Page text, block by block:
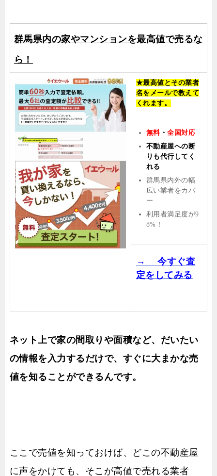
群馬県内の家やマンションを最高値で売るな
ら！
★最高値とその業者
名をメールで教えて
くれます。
無料・全国対応
不動産屋への断
りも代行してく
れる
群馬県内外の幅
広い業者をカバ
ー
利用者満足度が9
8%！
→ 今すぐ査
定をしてみる
ネット上で家の間取りや面積など、だいたい
の情報を入力するだけで、すぐに大まかな売
値を知ることができるんです。
ここで売値を知っておけば、どこの不動産屋
に声をかけても、そこが高値で売れる業者